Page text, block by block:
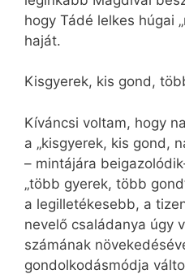
hogy Tádé lelkes húgai
haját.
Kisgyerek, kis gond,
Kíváncsi voltam, hogy
a „kisgyerek, kis gond,
– mintájára
„több gyerek, több
a legilletékesebb, a
nevelő családanya úgy
számának
gondolkodásmódja